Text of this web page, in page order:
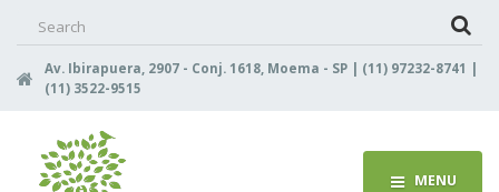
Av. Ibirapuera, 2907 - Conj. 1618, Moema - SP | (11) 97232-8741 |
(11) 3522-9515
MENU